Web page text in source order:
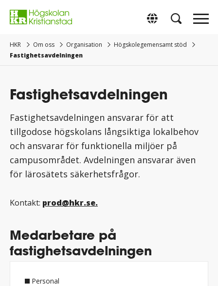
direkt
Switch to
HKR Om oss Organisation
Högskolegemensamt stöd
Fastighetsavdelningen
Fastighetsavdelningen
Fastighetsavdelningen ansvarar för att
tillgodose högskolans långsiktiga lokalbehov
och ansvarar för funktionella miljöer på
campusområdet. Avdelningen ansvarar även
för lärosätets säkerhetsfrågor.
Kontakt: prod@hkr.se.
Medarbetare på
fastighetsavdelningen
Personal